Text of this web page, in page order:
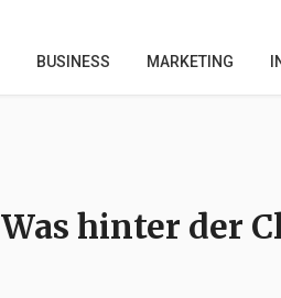
BUSINESS MARKETING
Was hinter der